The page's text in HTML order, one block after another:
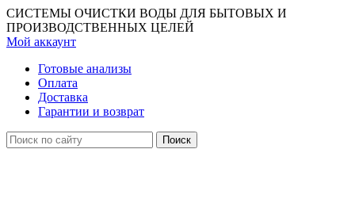
СИСТЕМЫ ОЧИСТКИ ВОДЫ ДЛЯ БЫТОВЫХ И
ПРОИЗВОДСТВЕННЫХ ЦЕЛЕЙ
Мой аккаунт
Готовые анализы
Оплата
Доставка
Гарантии и возврат
Поиск